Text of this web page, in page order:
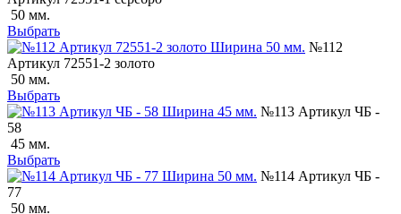
50 мм.
Выбрать
№112
Артикул 72551-2 золото
50 мм.
Выбрать
№113 Артикул ЧБ -
58
45 мм.
Выбрать
№114 Артикул ЧБ -
77
50 мм.